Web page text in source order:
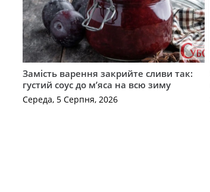
Замість варення закрийте сливи так:
густий соус до м’яса на всю зиму
Середа, 5 Серпня, 2026